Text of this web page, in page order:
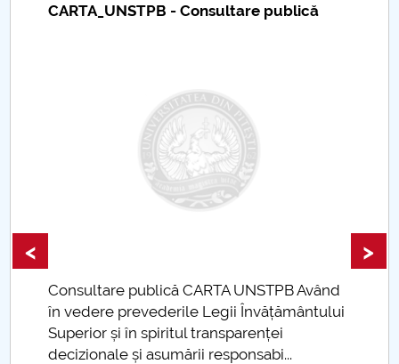
Proiect SU-ETIC
UNIVERSITATE pentru comunitate
IOSUD/CSUD-Doctorate
Comisie de etica unversitară
Evenimente CUP
Accesibilitate pentru studenții cu dizabilități
Raportul Conducerii Centrului Universitar Pitești
privind implementarea Planului Operațional 2020-
CARTA_UNSTPB - Consultare publică
Consultare publică CARTA UNSTPB Având
în vedere prevederile Legii Învățământului
Superior și în spiritul transparenței
decizionale și asumării responsabi...
< >